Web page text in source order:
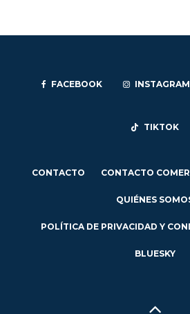
FACEBOOK INSTAGRAM
TIKTOK
CONTACTO CONTACTO
QUIÉNES
POLÍTICA DE PRIVACIDAD Y
BLUESKY